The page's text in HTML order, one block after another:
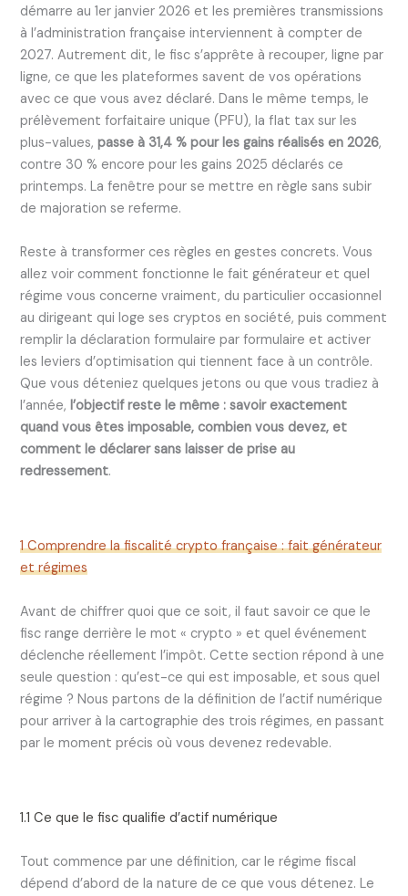
démarre au 1er janvier 2026 et les premières transmissions
à l’administration française interviennent à compter de
2027. Autrement dit, le fisc s’apprête à recouper, ligne par
ligne, ce que les plateformes savent de vos opérations
avec ce que vous avez déclaré. Dans le même temps, le
prélèvement forfaitaire unique (PFU), la flat tax sur les
plus-values,passe à 31,4 % pour les gains réalisés en 2026,
contre 30 % encore pour les gains 2025 déclarés ce
printemps. La fenêtre pour se mettre en règle sans subir
de majoration se referme.
Reste à transformer ces règles en gestes concrets. Vous
allez voir comment fonctionne le fait générateur et quel
régime vous concerne vraiment, du particulier occasionnel
au dirigeant qui loge ses cryptos en société, puis comment
remplir la déclaration formulaire par formulaire et activer
les leviers d’optimisation qui tiennent face à un contrôle.
Que vous déteniez quelques jetons ou que vous tradiez à
l’année,l’objectif reste le même : savoir exactement
quand vous êtes imposable, combien vous devez, et
comment le déclarer sans laisser de prise au
redressement.
1 Comprendre la fiscalité crypto française : fait générateur
et régimes
Avant de chiffrer quoi que ce soit, il faut savoir ce que le
fisc range derrière le mot « crypto » et quel événement
déclenche réellement l’impôt. Cette section répond à une
seule question : qu’est-ce qui est imposable, et sous quel
régime ? Nous partons de la définition de l’actif numérique
pour arriver à la cartographie des trois régimes, en passant
par le moment précis où vous devenez redevable.
1.1 Ce que le fisc qualifie d’actif numérique
Tout commence par une définition, car le régime fiscal
dépend d’abord de la nature de ce que vous détenez. Le